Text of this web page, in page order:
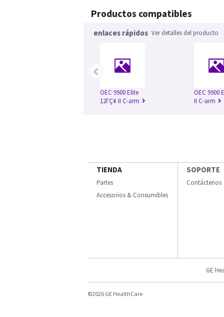
Productos compatibles
enlaces rápidos Ver detalles del producto
OEC 9900 Elite
12ΓÇ¥ II C-arm
OEC 9900
II C-arm
‹
TIENDA
Partes
Accesorios & Consumibles
SOPORTE
Contáctenos
GE
©2026 GE HealthCare